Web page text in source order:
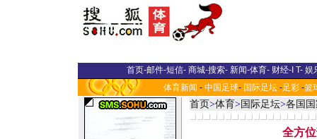
首页-邮件-短信- 商城-搜索- 新闻-体育- 财经-I T- 娱
体育新闻 - 中国足球- 国际足坛 -足彩 -篮
首页>体育> 国际足坛>各国
全方